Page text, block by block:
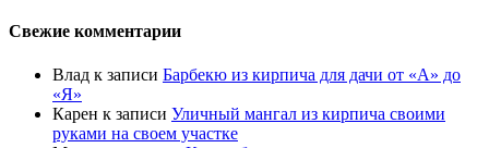
Свежие комментарии
Влад к записи Барбекю из кирпича для дачи от «А» до
«Я»
Карен к записи Уличный мангал из кирпича своими
руками на своем участке